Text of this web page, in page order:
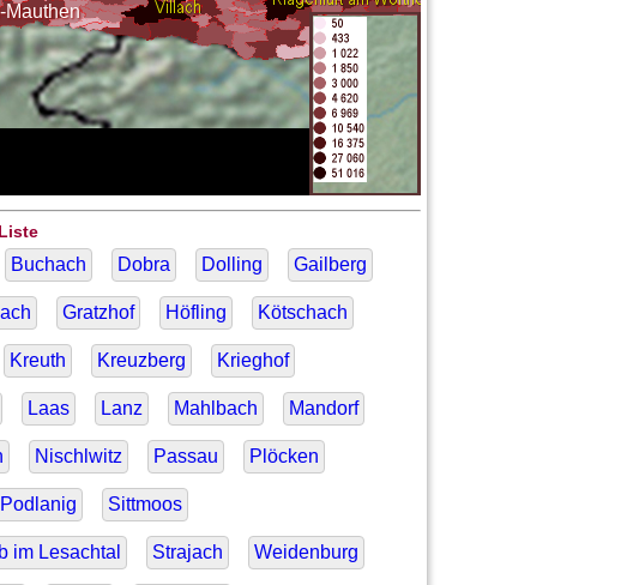
Mauthen
Buchach Dobra Dolling Gailberg
Gratzhof Höfling Kötschach
Kreuth Kreuzberg Krieghof
Laas Lanz Mahlbach Mandorf
Nischlwitz Passau Plöcken
Podlanig Sittmoos
im Lesachtal Strajach Weidenburg